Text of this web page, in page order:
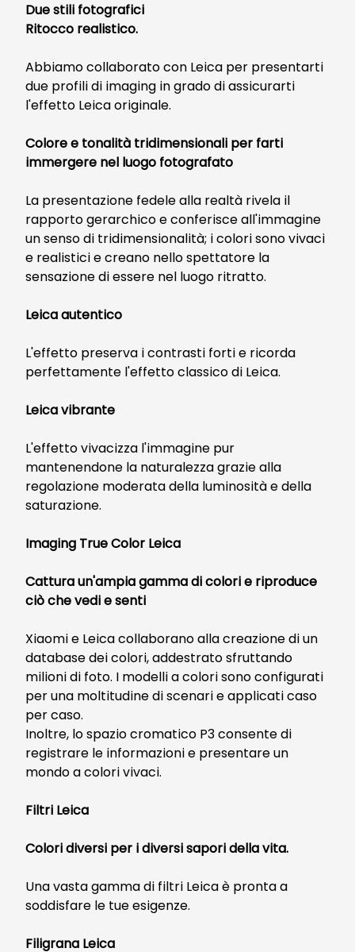
Due stili fotografici
Ritocco realistico.
Abbiamo collaborato con Leica per presentarti
due profili di imaging in grado di assicurarti
l'effetto Leica originale.
Colore e tonalità tridimensionali per farti
immergere nel luogo fotografato
La presentazione fedele alla realtà rivela il
rapporto gerarchico e conferisce all'immagine
un senso di tridimensionalità; i colori sono vivaci
e realistici e creano nello spettatore la
sensazione di essere nel luogo ritratto.
Leica autentico
L'effetto preserva i contrasti forti e ricorda
perfettamente l'effetto classico di Leica.
Leica vibrante
L'effetto vivacizza l'immagine pur
mantenendone la naturalezza grazie alla
regolazione moderata della luminosità e della
saturazione.
Imaging True Color Leica
Cattura un'ampia gamma di colori e riproduce
ciò che vedi e senti
Xiaomi e Leica collaborano alla creazione di un
database dei colori, addestrato sfruttando
milioni di foto. I modelli a colori sono configurati
per una moltitudine di scenari e applicati caso
per caso.
Inoltre, lo spazio cromatico P3 consente di
registrare le informazioni e presentare un
mondo a colori vivaci.
Filtri Leica
Colori diversi per i diversi sapori della vita.
Una vasta gamma di filtri Leica è pronta a
soddisfare le tue esigenze.
Filigrana Leica